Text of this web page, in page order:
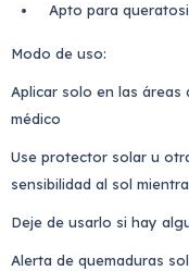
Apto para
Modo de uso:
Aplicar solo en las
médico
Use protector solar u
sensibilidad al sol
Deje de usarlo si hay
Alerta de quemaduras